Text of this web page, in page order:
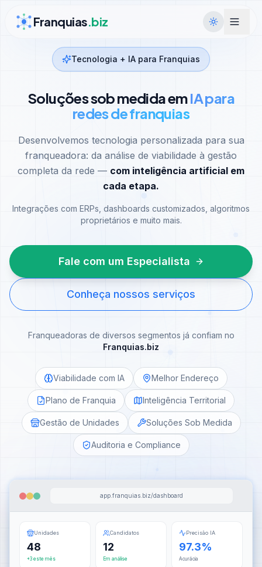
Franquias.biz
Tecnologia + IA para Franquias
Soluções sob medida emIA para
redes de franquias
Desenvolvemos tecnologia personalizada para sua
franqueadora: da análise de viabilidade à gestão
completa da rede — com inteligência artificial em
cada etapa.
Integrações com ERPs, dashboards customizados, algoritmos
proprietários e muito mais.
Fale com um Especialista
Conheça nossos serviços
Franqueadoras de diversos segmentos já confiam no
Franquias.biz
Viabilidade com IA Melhor Endereço
Plano de Franquia Inteligência Territorial
Gestão de Unidades Soluções Sob Medida
Auditoria e Compliance
app.franquias.biz/dashboard
Unidades
48
+3 este mês
Candidatos
12
Em análise
Precisão IA
97.3%
Acurácia